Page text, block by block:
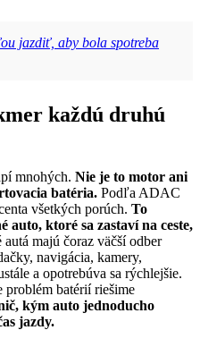
jazdiť, aby bola spotreba
každú druhú
mnohých. Nie je to motor ani
batéria. Podľa ADAC
všetkých porúch. To
auto, ktoré sa zastaví na ceste,
autá majú čoraz väčší odber
navigácia, kamery,
a opotrebúva sa rýchlejšie.
problém batérií riešime
kým auto jednoducho
jazdy.